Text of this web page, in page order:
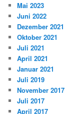
Mai 2023
Juni 2022
Dezember 2021
Oktober 2021
Juli 2021
April 2021
Januar 2021
Juli 2019
November 2017
Juli 2017
April 2017